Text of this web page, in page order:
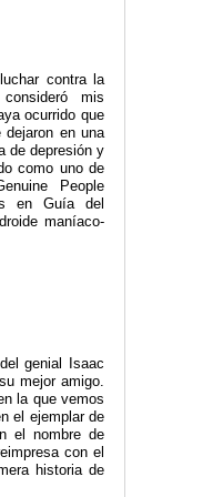
contra la
mis
ocurrido que
dejaron en una
de depresión y
como uno de
People
en Guía del
maníaco-
genial Isaac
mejor amigo.
la que vemos
el ejemplar de
el nombre de
con el
historia de